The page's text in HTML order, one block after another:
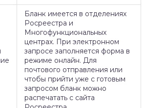
Бланк имеется в отделениях
Росреестра и
Многофункциональных
центрах. При электронном
запросе заполняется форма в
режиме онлайн. Для
почтового отправления или
чтобы прийти уже с готовым
запросом бланк можно
распечатать с сайта